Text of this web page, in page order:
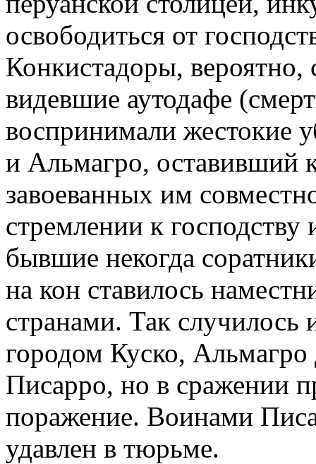
освободиться от
Конкистадоры, вероятно,
видевшие аутодафе
воспринимали жестокие
и Альмагро, оставивший
завоеванных им
стремлении к
бывшие некогда
на кон ставилось
странами. Так случилось
городом Куско, Альмагро
Писарро, но в сражении
поражение. Воинами
удавлен в тюрьме.